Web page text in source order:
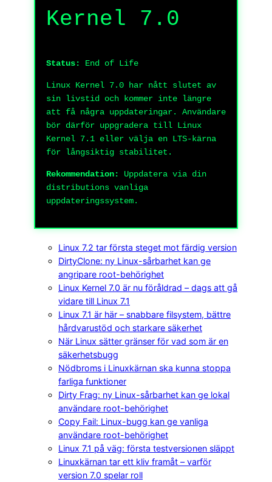
Kernel 7.0
Status: End of Life
Linux Kernel 7.0 har nått slutet av
sin livstid och kommer inte längre
att få några uppdateringar. Användare
bör därför uppgradera till Linux
Kernel 7.1 eller välja en LTS-kärna
för långsiktig stabilitet.
Rekommendation:
Uppdatera via din
distributions vanliga
uppdateringssystem.
Linux 7.2 tar första steget mot färdig version
DirtyClone: ny Linux-sårbarhet kan ge
angripare root-behörighet
Linux Kernel 7.0 är nu föråldrad – dags att gå
vidare till Linux 7.1
Linux 7.1 är här – snabbare filsystem, bättre
hårdvarustöd och starkare säkerhet
När Linux sätter gränser för vad som är en
säkerhetsbugg
Nödbroms i Linuxkärnan ska kunna stoppa
farliga funktioner
Dirty Frag: ny Linux-sårbarhet kan ge lokal
användare root-behörighet
Copy Fail: Linux-bugg kan ge vanliga
användare root-behörighet
Linux 7.1 på väg: första testversionen släppt
Linuxkärnan tar ett kliv framåt – varför
version 7.0 spelar roll